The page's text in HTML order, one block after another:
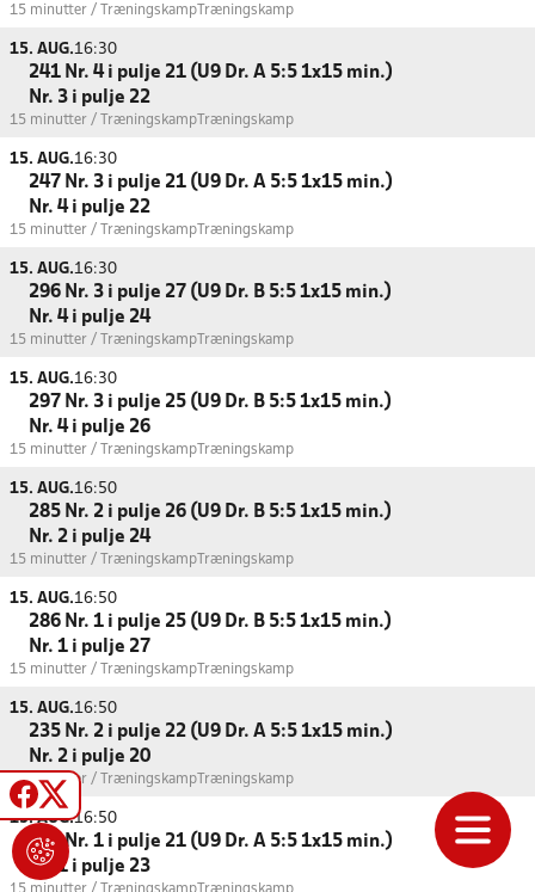
15 minutter / Træningskamp Træningskamp
15. AUG.16:30
241 Nr. 4 i pulje 21 (U9 Dr. A 5:5 1x15 min.)
Nr. 3 i pulje 22
15 minutter / Træningskamp Træningskamp
15. AUG.16:30
247 Nr. 3 i pulje 21 (U9 Dr. A 5:5 1x15 min.)
Nr. 4 i pulje 22
15 minutter / Træningskamp Træningskamp
15. AUG.16:30
296 Nr. 3 i pulje 27 (U9 Dr. B 5:5 1x15 min.)
Nr. 4 i pulje 24
15 minutter / Træningskamp Træningskamp
15. AUG.16:30
297 Nr. 3 i pulje 25 (U9 Dr. B 5:5 1x15 min.)
Nr. 4 i pulje 26
15 minutter / Træningskamp Træningskamp
15. AUG.16:50
285 Nr. 2 i pulje 26 (U9 Dr. B 5:5 1x15 min.)
Nr. 2 i pulje 24
15 minutter / Træningskamp Træningskamp
15. AUG.16:50
286 Nr. 1 i pulje 25 (U9 Dr. B 5:5 1x15 min.)
Nr. 1 i pulje 27
15 minutter / Træningskamp Træningskamp
15. AUG.16:50
235 Nr. 2 i pulje 22 (U9 Dr. A 5:5 1x15 min.)
Nr. 2 i pulje 20
15 minutter / Træningskamp Træningskamp
15. AUG.16:50
236 Nr. 1 i pulje 21 (U9 Dr. A 5:5 1x15 min.)
Nr. 1 i pulje 23
15 minutter / Træningskamp Træningskamp